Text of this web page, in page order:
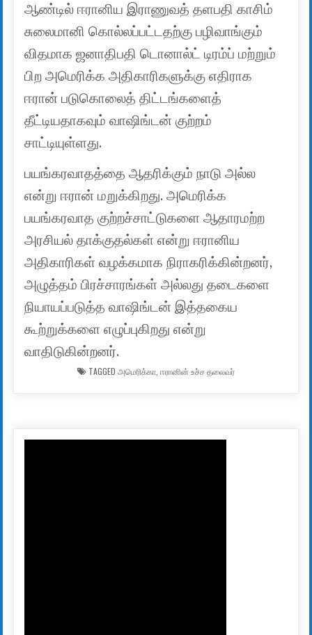
ஆண்டில் ஈரானிய இராணுவத் தளபதி காசிம்
சுலைமானி கொல்லப்பட்டதற்கு பழிவாங்கும்
விதமாக ஜனாதிபதி டொனால்ட் டிரம்ப் மற்றும்
பிற அமெரிக்க அதிகாரிகளுக்கு எதிராக
ஈரான் படுகொலைத் திட்டங்களைத்
தீட்டியதாகவும் வாஷிங்டன் குற்றம்
சாட்டியுள்ளது.
பயங்கரவாதத்தை ஆதரிக்கும் நாடு அல்ல
என்று ஈரான் மறுக்கிறது. அமெரிக்க
பயங்கரவாத குற்றச்சாட்டுகளை ஆதாரமற்ற
அரசியல் தாக்குதல்கள் என்று ஈரானிய
அதிகாரிகள் வழக்கமாக நிராகரிக்கின்றனர்,
அழுத்தம் பிரச்சாரங்கள் அல்லது தடைகளை
நியாயப்படுத்த வாஷிங்டன் இத்தகைய
கூற்றுக்களை எழுப்புகிறது என்று
வாதிடுகின்றனர்.
TAGGED அமெரிக்கா ஈரானின் உச்ச தலைவர்